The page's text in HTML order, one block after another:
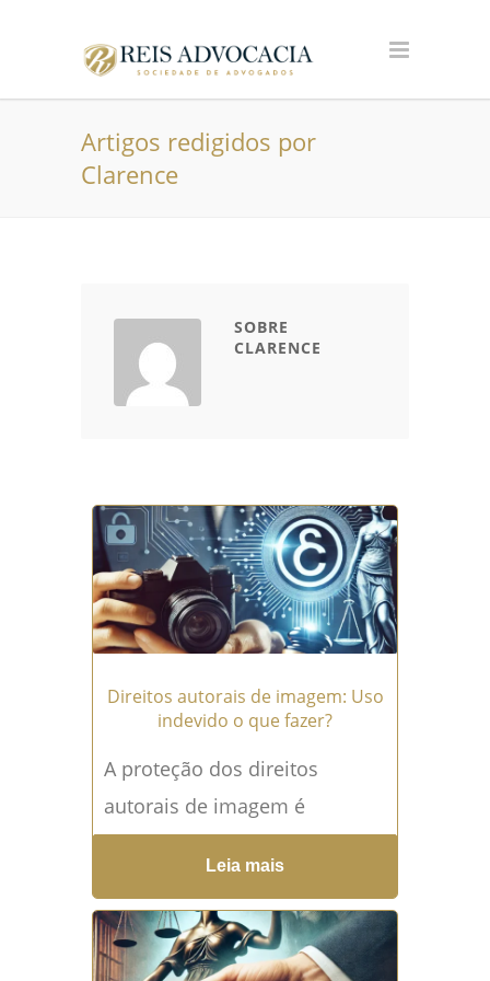
Artigos redigidos por
Clarence
SOBRE
CLARENCE
Direitos autorais de imagem: Uso
indevido o que fazer?
A proteção dos direitos
autorais de imagem é
fundamental para garantir
que criadores, fotógrafos e
qualquer pessoa cuja imagem
seja utilizada sem autorização
Leia mais